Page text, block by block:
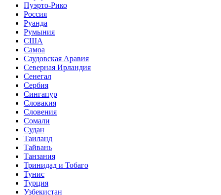
Пуэрто-Рико
Россия
Руанда
Румыния
США
Самоа
Саудовская Аравия
Северная Ирландия
Сенегал
Сербия
Сингапур
Словакия
Словения
Сомали
Судан
Таиланд
Тайвань
Танзания
Тринидад и Тобаго
Тунис
Турция
Узбекистан